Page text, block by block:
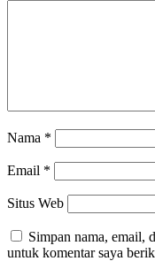
Nama *
Email *
Situs Web
Simpan nama, email,
untuk komentar saya